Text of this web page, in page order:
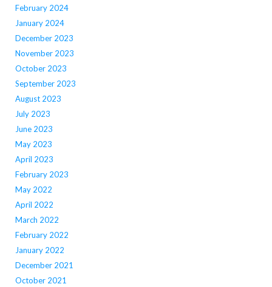
February 2024
January 2024
December 2023
November 2023
October 2023
September 2023
August 2023
July 2023
June 2023
May 2023
April 2023
February 2023
May 2022
April 2022
March 2022
February 2022
January 2022
December 2021
October 2021